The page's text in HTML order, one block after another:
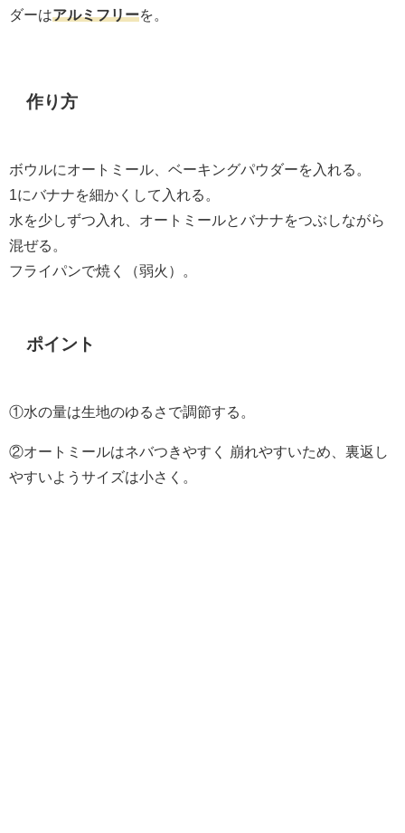
ダーはアルミフリーを。
作り方
ボウルにオートミール、ベーキングパウダーを入れる。
1にバナナを細かくして入れる。
水を少しずつ入れ、オートミールとバナナをつぶしながら
混ぜる。
フライパンで焼く（弱火）。
ポイント
①水の量は生地のゆるさで調節する。
②オートミールはネバつきやすく 崩れやすいため、裏返し
やすいようサイズは小さく。